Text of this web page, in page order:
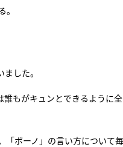
した。
もがキュンとできるように
「ボーノ」の言い方について